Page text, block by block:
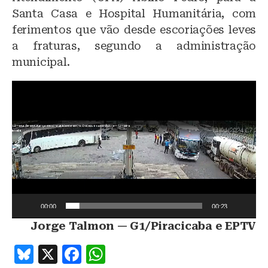
Santa Casa e Hospital Humanitária, com
ferimentos que vão desde escoriações leves
a fraturas, segundo a administração
municipal.
a
d
o
r
d
o
00:00 00:23
Jorge Talmon — G1/Piracicaba e EPTV
B
X
F